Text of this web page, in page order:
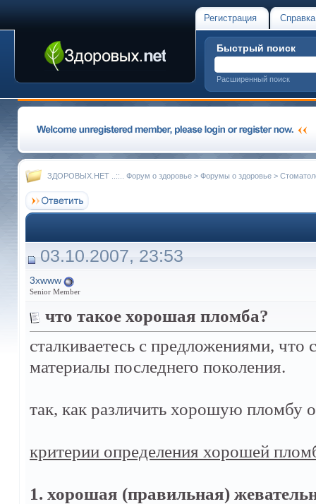
Регистрация Справка
Быстрый поиск
Расширенный поиск
ЗДОРОВЫХ.НЕТ ..::.. Форум о здоровье > Форумы о здоровье >
03.10.2007, 23:53
3xwww
Senior Member
что такое хорошая пломба?
сталкиваетесь с предложениями,
материалы последнего поколения.
так, как различить хорошую пломбу
критерии определения хорошей
1. хорошая (правильная)